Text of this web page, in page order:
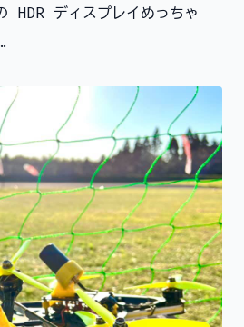
ディスプレイめっちゃ